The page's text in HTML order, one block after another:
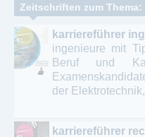
karriereführer
ingenieure mit
Beruf und
der
karriereführer